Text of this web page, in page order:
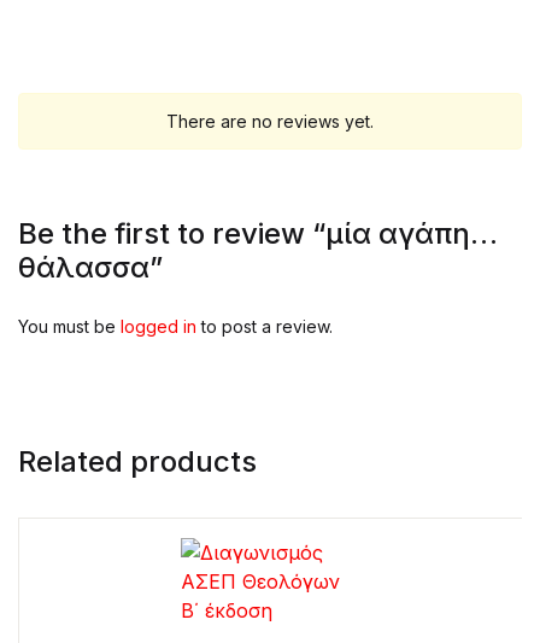
There are no reviews yet.
Be the first to review “μία αγάπη…
θάλασσα”
You must be logged in to post a review.
Related products